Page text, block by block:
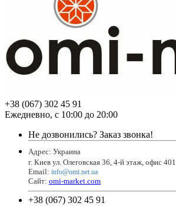
+38 (067) 302 45 91
Ежедневно, с 10:00 до 20:00
Не дозвонились? Заказ звонка!
Адрес: Украина
г. Киев ул. Олеговская 36, 4-й этаж, офис 401
Email: info@omi.net.ua
Сайт: omi-market.com
+38 (067) 302 45 91